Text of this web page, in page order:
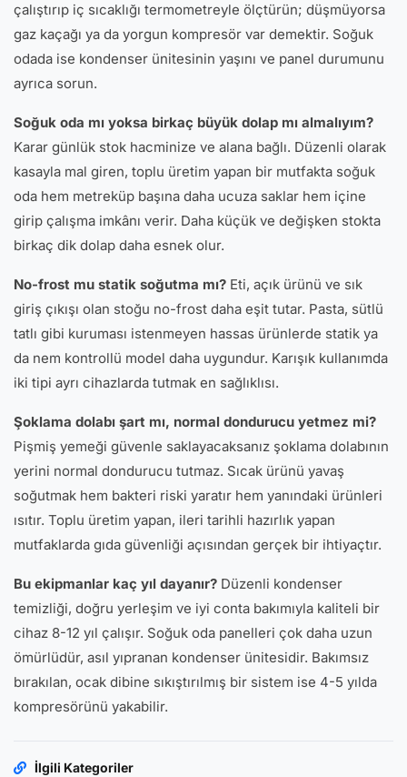
çalıştırıp iç sıcaklığı termometreyle ölçtürün; düşmüyorsa
gaz kaçağı ya da yorgun kompresör var demektir. Soğuk
odada ise kondenser ünitesinin yaşını ve panel durumunu
ayrıca sorun.
Soğuk oda mı yoksa birkaç büyük dolap mı almalıyım?
Karar günlük stok hacminize ve alana bağlı. Düzenli olarak
kasayla mal giren, toplu üretim yapan bir mutfakta soğuk
oda hem metreküp başına daha ucuza saklar hem içine
girip çalışma imkânı verir. Daha küçük ve değişken stokta
birkaç dik dolap daha esnek olur.
No-frost mu statik soğutma mı? Eti, açık ürünü ve sık
giriş çıkışı olan stoğu no-frost daha eşit tutar. Pasta, sütlü
tatlı gibi kuruması istenmeyen hassas ürünlerde statik ya
da nem kontrollü model daha uygundur. Karışık kullanımda
iki tipi ayrı cihazlarda tutmak en sağlıklısı.
Şoklama dolabı şart mı, normal dondurucu yetmez mi?
Pişmiş yemeği güvenle saklayacaksanız şoklama dolabının
yerini normal dondurucu tutmaz. Sıcak ürünü yavaş
soğutmak hem bakteri riski yaratır hem yanındaki ürünleri
ısıtır. Toplu üretim yapan, ileri tarihli hazırlık yapan
mutfaklarda gıda güvenliği açısından gerçek bir ihtiyaçtır.
Bu ekipmanlar kaç yıl dayanır? Düzenli kondenser
temizliği, doğru yerleşim ve iyi conta bakımıyla kaliteli bir
cihaz 8-12 yıl çalışır. Soğuk oda panelleri çok daha uzun
ömürlüdür, asıl yıpranan kondenser ünitesidir. Bakımsız
bırakılan, ocak dibine sıkıştırılmış bir sistem ise 4-5 yılda
kompresörünü yakabilir.
İlgili Kategoriler